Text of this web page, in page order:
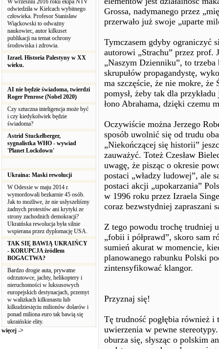
W wrześniu 2016 roku ekipa NTV
odwiedziła w Kielcach wybitnego
człowieka. Profesor Stanisław
Wiąckowski to odważny
naukowiec, autor kilkuset
publikacji na temat ochrony
środowiska i zdrowia.
Izrael. Historia Palestyny w XX
wieku.
AI nie będzie świadoma, twierdzi
Roger Penrose (Nobel 2020)
Czy sztuczna inteligencja może być
i czy kiedykolwiek będzie
świadoma?
Astrid Stuckelberger,
sygnalistka WHO - wywiad
'Planet Lockdown'
Ukraina: Maski rewolucji
W Odessie w maju 2014 r.
wymordowali bezkarnie 45 osób.
Jak to możliwe, że nie usłyszeliśmy
żadnych protestów ani krytyki ze
strony zachodnich demokracji?
Ukraińska rewolucja była silnie
wspierana przez dyplomację USA.
TAK SIĘ BAWIĄ UKRAIŃCY
- KORUPCJA źródłem
BOGACTWA?
Bardzo drogie auta, prywatne
odrzutowce, jachty, helikoptery i
nieruchomości w luksusowych
europejskich destynacjach, przemyt
w walizkach kilkunastu lub
kilkudziesięciu milionów dolarów i
ponad miliona euro tak bawią się
ukraińskie elity.
więcej ->
Grossa, nadymanego przez
przerwało już swoje „uparte
Tymczasem gdyby ograniczyć
autorowi „Strachu” przez prof.
„Naszym Dzienniku”, to trzeba
skrupułów propagandystę,
ma szczęście, że nie mokre,
pomysł, żeby tak dla
łono Abrahama, dzięki czemu
Oczywiście można Jerzego
sposób uwolnić się od trudu
„Niekończącej się historii”
zauważyć. Toteż Czesław
uwagę, że pisząc o okresie
postaci „władzy ludowej”, ale
postaci akcji „upokarzania”
w 1996 roku przez Izraela
coraz bezwstydniej zapraszani
Z tego powodu trochę trudniej
„fobii i półprawd”, skoro sam
sumień akurat w momencie,
planowanego rabunku Polski
zintensyfikować klangor.
Przyznaj się!
Tę trudność pogłębia również i
uwierzenia w pewne
oburza się, słysząc o polskim